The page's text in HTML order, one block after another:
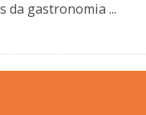
da gastronomia ...